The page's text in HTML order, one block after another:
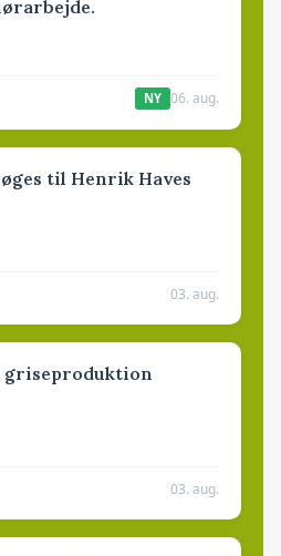
NY 06. aug.
til Henrik Haves
03. aug.
griseproduktion
03. aug.